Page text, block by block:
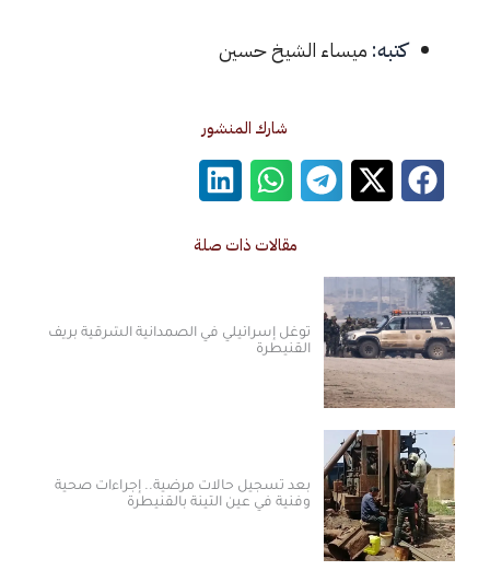
ميساء الشيخ حسين
شارك المنشور
مقالات ذات صلة
توغل إسرائيلي في الصمدانية الشرقية بريف
القنيطرة
بعد تسجيل حالات مرضية.. إجراءات صحية
وفنية في عين التينة بالقنيطرة